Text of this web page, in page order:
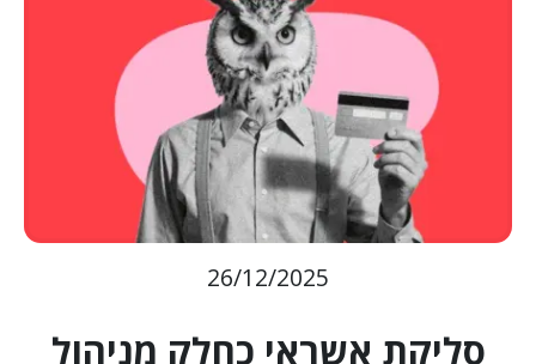
26/12/2025
סליקת אשראי כחלק מניהול